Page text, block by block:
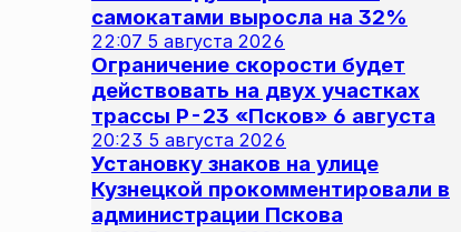
самокатами выросла на 32%
22:07 5 августа 2026
Ограничение скорости будет
действовать на двух участках
трассы Р-23 «Псков» 6 августа
20:23 5 августа 2026
Установку знаков на улице
Кузнецкой прокомментировали в
администрации Пскова